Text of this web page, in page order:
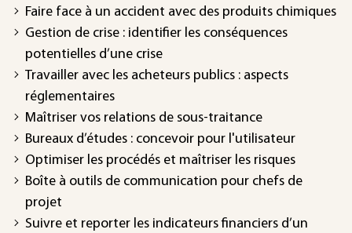
Faire face à un accident avec des produits chimiques
Gestion de crise : identifier les conséquences
potentielles d’une crise
Travailler avec les acheteurs publics : aspects
réglementaires
Maîtriser vos relations de sous-traitance
Bureaux d’études : concevoir pour l'utilisateur
Optimiser les procédés et maîtriser les risques
Boîte à outils de communication pour chefs de
projet
Suivre et reporter les indicateurs financiers d’un